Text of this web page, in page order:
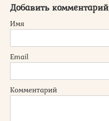
Добавить комментарий
Имя
Email
Комментарий